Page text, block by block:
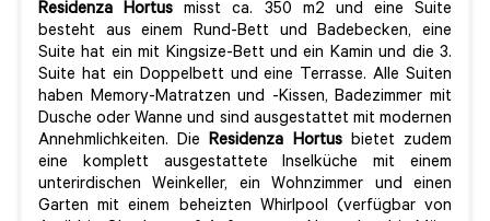
Residenza Hortus misst ca. 350 m2 und eine Suite
besteht aus einem Rund-Bett und Badebecken, eine
Suite hat ein mit Kingsize-Bett und ein Kamin und die 3.
Suite hat ein Doppelbett und eine Terrasse. Alle Suiten
haben Memory-Matratzen und -Kissen, Badezimmer mit
Dusche oder Wanne und sind ausgestattet mit modernen
Annehmlichkeiten. Die Residenza Hortusbietet zudem
eine komplett ausgestattete Inselküche mit einem
unterirdischen Weinkeller, ein Wohnzimmer und einen
Garten mit einem beheizten Whirlpool (verfügbar von